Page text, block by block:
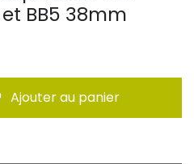
et BB5 38mm
Ajouter au panier